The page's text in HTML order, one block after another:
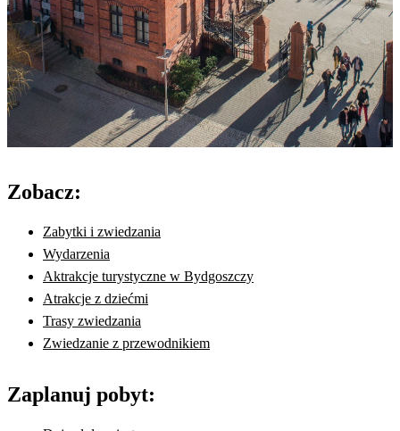
Zobacz:
Zabytki i zwiedzania
Wydarzenia
Aktrakcje turystyczne w Bydgoszczy
Atrakcje z dziećmi
Trasy zwiedzania
Zwiedzanie z przewodnikiem
Zaplanuj pobyt: